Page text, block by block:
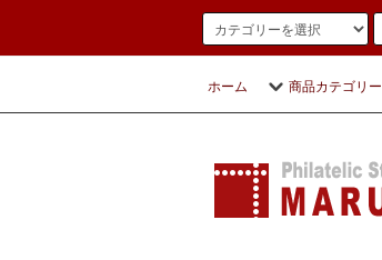
ホーム 商品カテゴリー